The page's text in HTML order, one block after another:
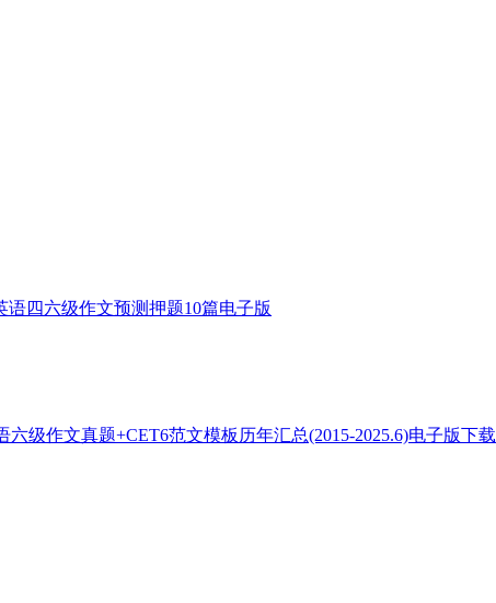
语四六级作文预测押题10篇电子版
六级作文真题+CET6范文模板历年汇总(2015-2025.6)电子版下载